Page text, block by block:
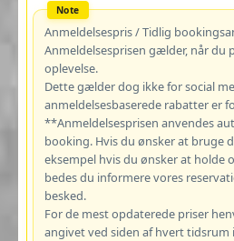
Anmeldelsespris / Tidlig
Anmeldelsesprisen gælder, når du
oplevelse.
Dette gælder dog ikke for social
anmeldelsesbaserede rabatter er
**Anmeldelsesprisen anvendes
booking. Hvis du ønsker at bruge
eksempel hvis du ønsker at holde
bedes du informere vores
besked.
For de mest opdaterede priser
angivet ved siden af hvert tidsrum